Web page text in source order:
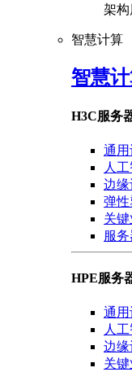
架构
智慧计算
智慧
H3C服务
通
人
边
弹
关
服
HPE服务
通
人
边
关